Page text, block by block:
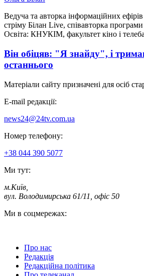
Ведуча та авторка інформаційних
стріму Білан Live, співавторка
Освіта: КНУКІМ, факультет кіно і
Він обіцяв: "Я знайду", і
останнього
Матеріали сайту призначені для осіб
E-mail редакції:
news24@24tv.com.ua
Номер телефону:
+38 044 390 5077
Ми тут:
м.Київ
вул. Володимирська 61/11, офіс 50
Ми в соцмережах:
Про нас
Редакція
Редакційна політика